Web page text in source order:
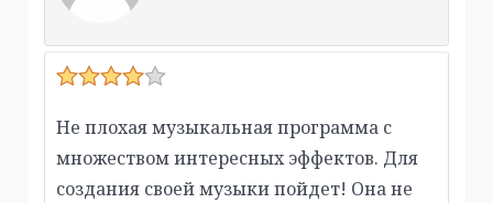
Не плохая музыкальная программа с
множеством интересных эффектов. Для
создания своей музыки пойдет! Она не